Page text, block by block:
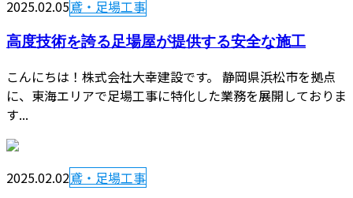
2025.02.05鳶・足場工事
高度技術を誇る足場屋が提供する安全な施工
こんにちは！株式会社大幸建設です。 静岡県浜松市を拠点
に、東海エリアで足場工事に特化した業務を展開しておりま
す...
2025.02.02鳶・足場工事